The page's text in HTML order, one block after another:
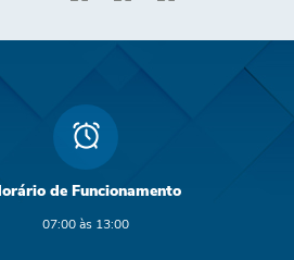
de Funcionamento
07:00 às 13:00